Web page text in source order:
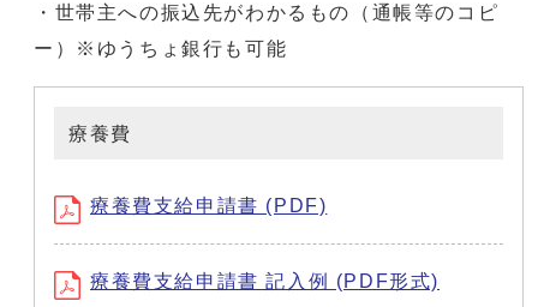
・世帯主への振込先がわかるもの（通帳等のコピ
ー）※ゆうちょ銀行も可能
療養費
療養費支給申請書 (PDF)
療養費支給申請書 記入例 (PDF形式)